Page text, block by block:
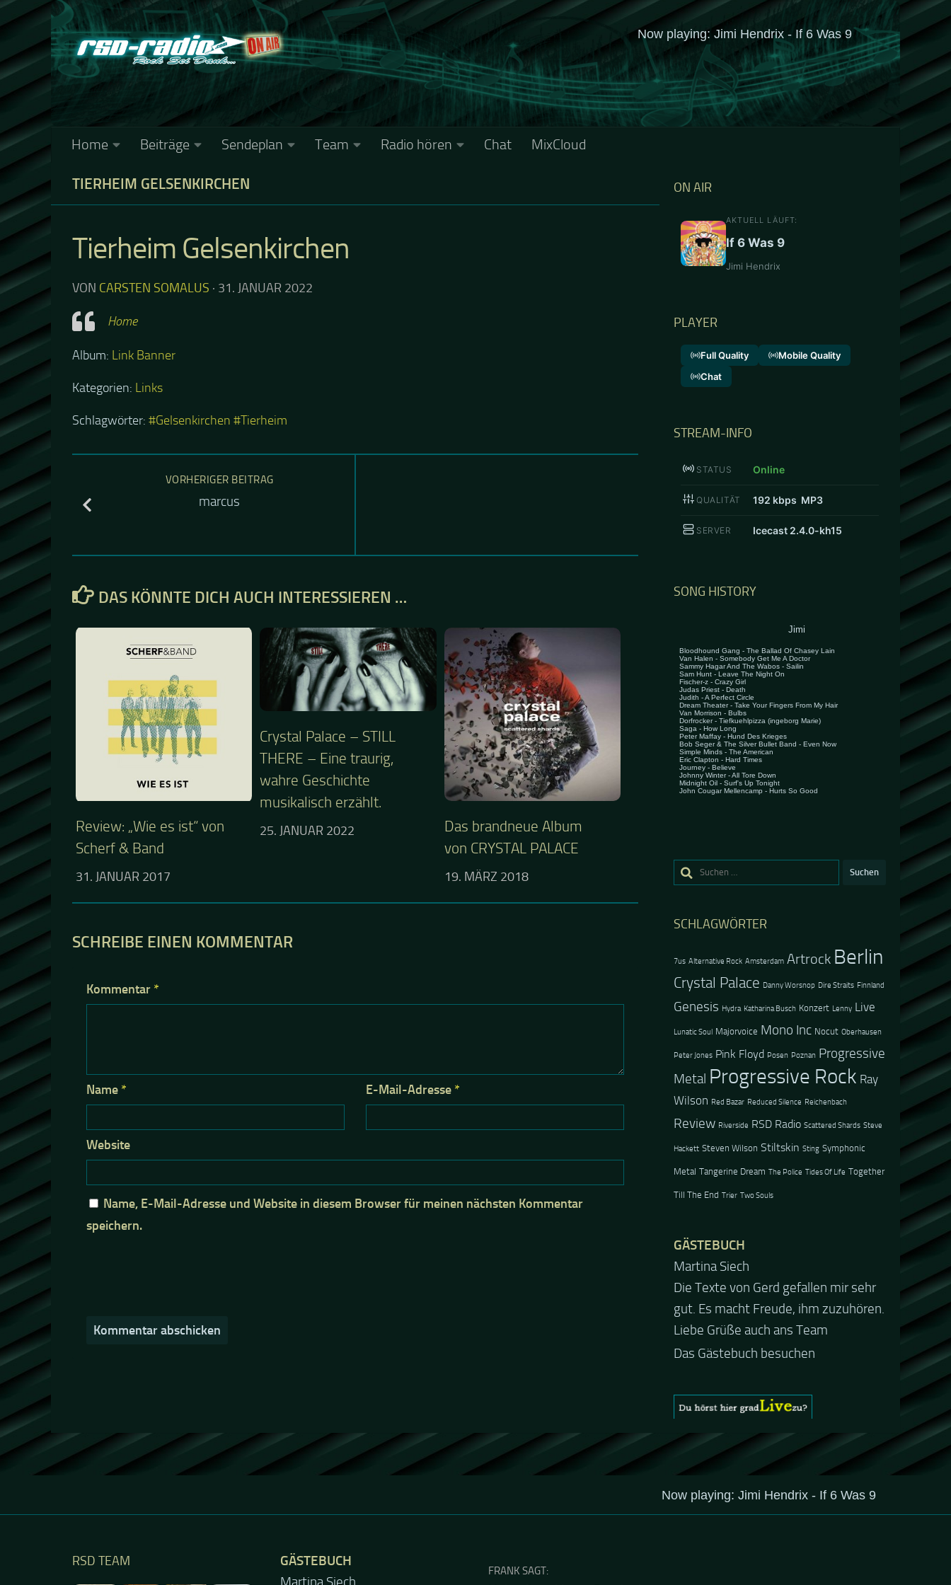
Zum Inhalt springen
Home Beiträge Sendeplan Team Radio hören Chat MixCloud
TIERHEIM GELSENKIRCHEN
Tierheim Gelsenkirchen
VON CARSTEN SOMALUS · 31. JANUAR 2022
Home
Album: Link Banner
Kategorien: Links
Schlagwörter: #Gelsenkirchen #Tierheim
VORHERIGER BEITRAG
marcus
DAS KÖNNTE DICH AUCH INTERESSIEREN …
Review: „Wie es ist“ von
Scherf & Band
31. JANUAR 2017
Crystal Palace – STILL
THERE – Eine traurig,
wahre Geschichte
musikalisch erzählt.
25. JANUAR 2022
Das brandneue Album
von CRYSTAL PALACE
19. MÄRZ 2018
SCHREIBE EINEN KOMMENTAR
Kommentar *
Name * E-Mail-Adresse *
Website
Name, E-Mail-Adresse und Website in diesem Browser für meinen nächsten Kommentar
speichern.
ON AIR
AKTUELL LÄUFT:
If 6 Was 9
Jimi Hendrix
PLAYER
Full Quality
Mobile Quality
Chat
STREAM-INFO
STATUS Online
QUALITÄT 192 kbps MP3
SERVER Icecast 2.4.0-kh15
SONG HISTORY
Suchen
SCHLAGWÖRTER
7us Alternative Rock Amsterdam Artrock Berlin
Crystal Palace Danny Worsnop Dire Straits Finnland
Genesis Hydra Katharina Busch Konzert Lenny Live
Lunatic Soul Majorvoice Mono Inc Nocut Oberhausen
Peter Jones Pink Floyd Posen Poznan Progressive
Metal Progressive Rock Ray
Wilson Red Bazar Reduced Silence Reichenbach
Review Riverside RSD Radio Scattered Shards Steve
Hackett Steven Wilson Stiltskin Sting Symphonic
Metal Tangerine Dream The Police Tides Of Life Together
Till The End Trier Two Souls
GÄSTEBUCH
Martina Siech
Die Texte von Gerd gefallen mir sehr
gut. Es macht Freude, ihm zuzuhören.
Liebe Grüße auch ans Team
Jacel
Guten Abend und auch von uns
nochmals besten Dank für die tolle
Mucke zur Party! Der aktuelle Live
Stream ist eine schöne